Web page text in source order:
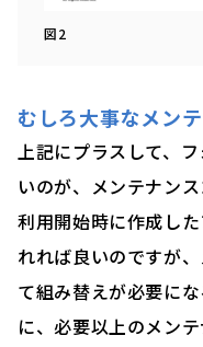
図2
むしろ大事なメン
上記にプラスして、
いのが、メンテナンス
利用開始時に作成し
れれば良いのですが
て組み替えが必要に
に、必要以上のメン